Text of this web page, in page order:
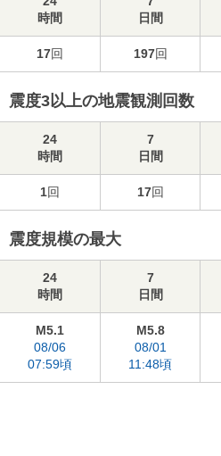
時間
日間
17回 197回
震度3以上の地震観測回数
24
時間
7
日間
1回 17回
震度規模の最大
24
時間
7
日間
M5.1
08/06
07:59頃
M5.8
08/01
11:48頃